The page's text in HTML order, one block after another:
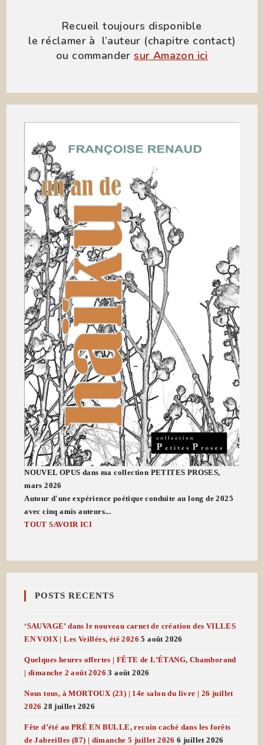
Recueil toujours disponible
le réclamer à l’auteur (chapitre contact)
ou commandersur Amazon ici
NOUVEL OPUS dans ma collection PETITES PROSES,
mars 2026
Autour d'une expérience poétique conduite au long de 2025
avec cinq amis auteurs...
TOUT SAVOIR ICI
POSTS RECENTS
‘SAUVAGE’ dans le nouveau carnet de création des VILLES
EN VOIX | Les Veillées, été 2026 5 août 2026
Quelques heures offertes | FÊTE de L’ÉTANG, Chamborand
| dimanche 2 août 2026 3 août 2026
Nous tous, à MORTOUX (23) | 14e salon du livre | 26 juillet
2026 28 juillet 2026
Fête d’été au PRÉ EN BULLE, recoin caché dans les forêts
de Jabreilles (87) | dimanche 5 juillet 2026 6 juillet 2026